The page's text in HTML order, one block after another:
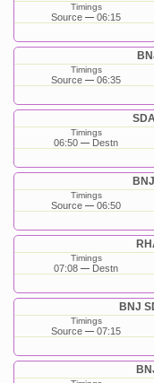
Timings
Source 06:15
Timings
Source 06:35
Timings
06:50 Destn
Timings
Source 06:50
Timings
07:08 Destn
BNJ
Timings
Source 07:15